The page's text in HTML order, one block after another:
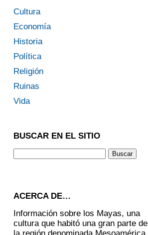
Cultura
Economía
Historia
Política
Religión
Ruinas
Vida
BUSCAR EN EL SITIO
ACERCA DE…
Información sobre los Mayas, una
cultura que habitó una gran parte de